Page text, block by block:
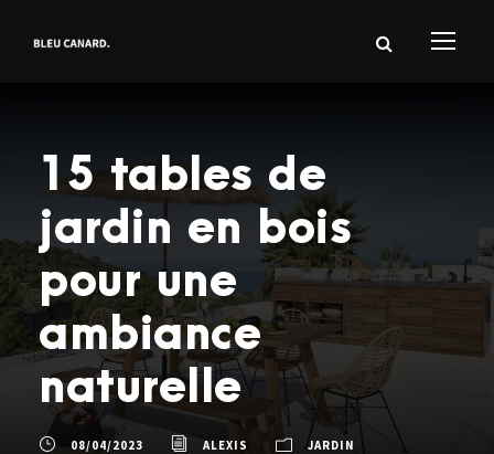
15 tables de
jardin en bois
pour une
ambiance
naturelle
08/04/2023 ALEXIS JARDIN